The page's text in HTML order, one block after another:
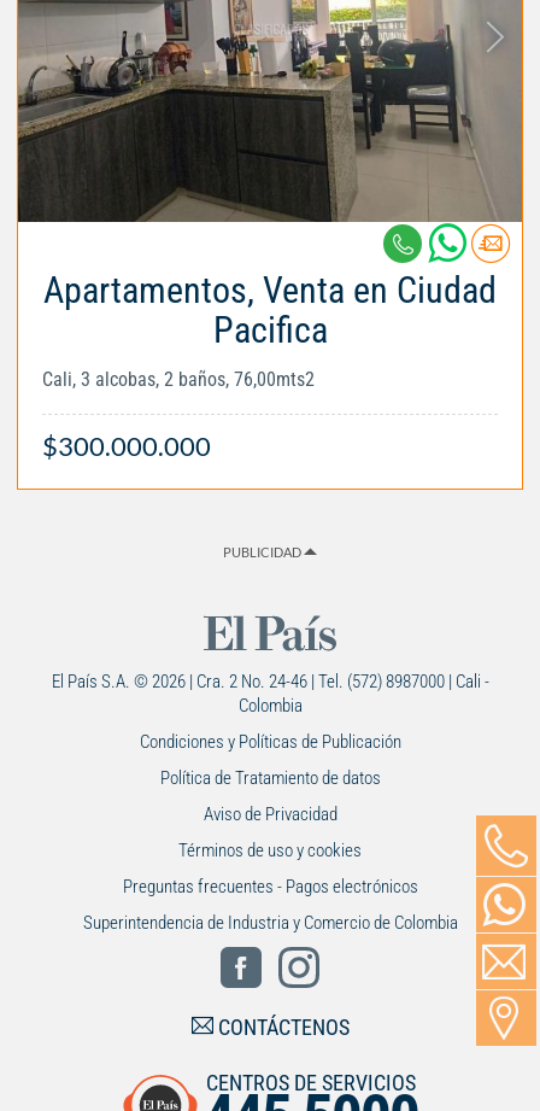
Apartamentos, Venta en Ciudad
Pacifica
Cali, 3 alcobas, 2 baños, 76,00mts2
$300.000.000
PUBLICIDAD
El País S.A. © 2026 | Cra. 2 No. 24-46 | Tel. (572) 8987000 | Cali -
Colombia
Condiciones y Políticas de Publicación
Política de Tratamiento de datos
Aviso de Privacidad
Términos de uso y cookies
Preguntas frecuentes - Pagos electrónicos
Superintendencia de Industria y Comercio de Colombia
CONTÁCTENOS
CENTROS DE SERVICIOS